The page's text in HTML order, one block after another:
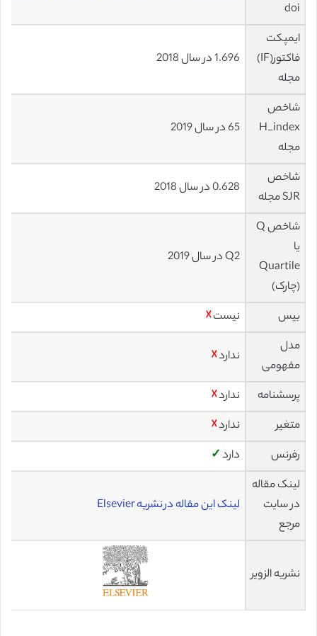
doi
ایمپکت
فاکتور(IF)
مجله
1.696 در سال 2018
شاخص
H_index
مجله
65 در سال 2019
شاخص
SJR مجله
0.628 در سال 2018
شاخص Q
یا
Quartile
(چارک)
Q2 در سال 2019
بیس نیست☓
مدل
مفهومی
ندارد☓
پرسشنامه ندارد☓
متغیر
ندارد☓
رفرنس
دارد✓
لینک مقاله
در سایت
مرجع
لینک این مقاله در نشریه Elsevier
نشریه الزویر